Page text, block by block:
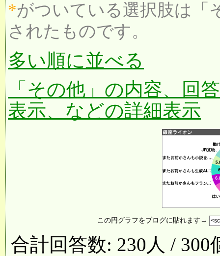
*がついている選択肢は「
されたものです。
多い順に並べる
「その他」の内容、回
表示、などの詳細表示
この円グラフをブログに貼れます→
合計回答数: 230人 / 300